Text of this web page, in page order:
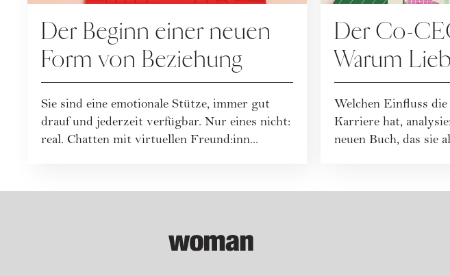
Der Beginn einer neuen
Form von Beziehung
Sie sind eine emotionale Stütze, immer gut
drauf und jederzeit verfügbar. Nur eines nicht:
real. Chatten mit virtuellen Freund:inn...
Der Co-
Warum
Welchen Einfluss
Karriere hat,
neuen Buch, das sie